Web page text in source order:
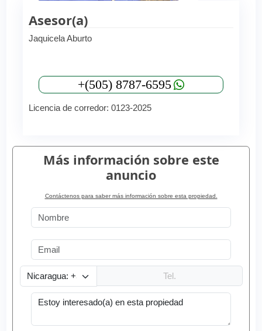
Asesor(a)
Jaquicela Aburto
+(505) 8787-6595
Licencia de corredor: 0123-2025
Más información sobre este
anuncio
Contáctenos para saber más información sobre esta propiedad.